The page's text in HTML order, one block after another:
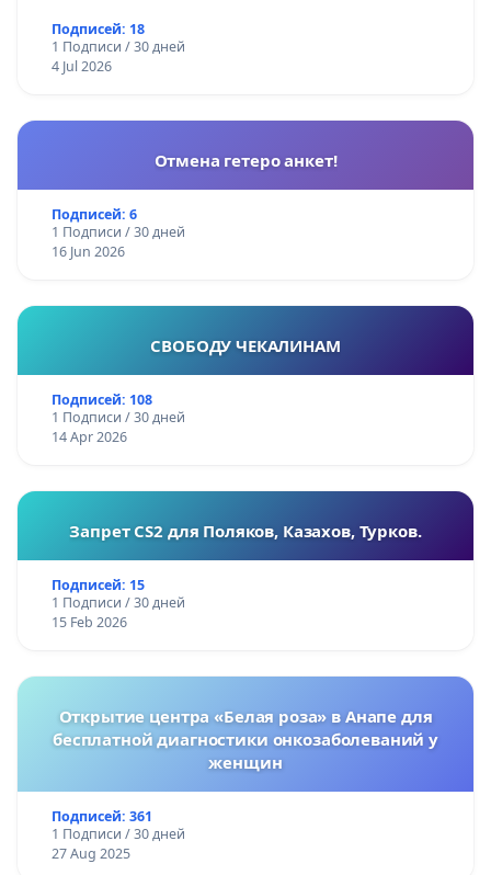
Подписей: 18
1 Подписи / 30 дней
4 Jul 2026
Отмена гетеро анкет!
Подписей: 6
1 Подписи / 30 дней
16 Jun 2026
СВОБОДУ ЧЕКАЛИНАМ
Подписей: 108
1 Подписи / 30 дней
14 Apr 2026
Запрет CS2 для Поляков, Казахов, Турков.
Подписей: 15
1 Подписи / 30 дней
15 Feb 2026
Открытие центра «Белая роза» в Анапе для
бесплатной диагностики онкозаболеваний у
женщин
Подписей: 361
1 Подписи / 30 дней
27 Aug 2025